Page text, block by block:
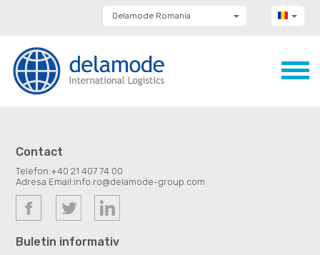
Delamode Romania
Delamode Bulgaria
Delamode Estonia
Delamode Latvia
Contact
Telefon:+40 21 407 74 00
Adresa Email:info.ro@delamode-group.com
Buletin informativ